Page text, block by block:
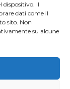
dispositivo. Il
dati come il
sito. Non
su alcune